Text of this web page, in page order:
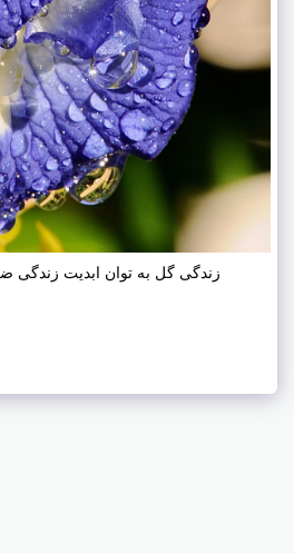
زندگی گل به توان ابدیت زندگی